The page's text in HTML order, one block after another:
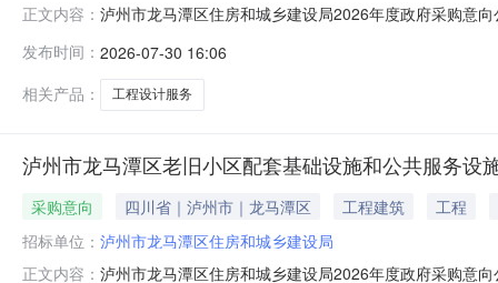
正文内容： 泸州市龙马潭区住房和城乡建设局2026年度政府采购意
城乡建设局2026年度政府采购意向公告(第8批)采购单位
（莲花池街道星月街片区升级改造工程
发布时间： 2026-07-30 16:06
相关产品：
工程设计服务
泸州市龙马潭区老旧小区配套基础设施和公共服务
采购意向 四川省｜泸州市｜龙马潭区 工程建筑
工程
招标单位： 泸州市龙马潭区住房和城乡建设局
正文内容： 泸州市龙马潭区住房和城乡建设局2026年度政府采购意